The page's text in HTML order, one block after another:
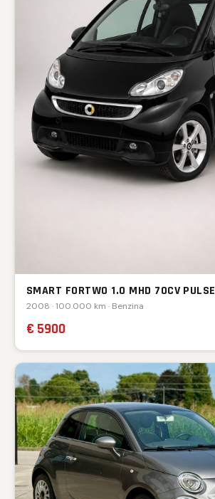
SMART FORTWO 1.0 MHD 70CV PULSE
2008 · 100.000 km · Benzina
€ 5900